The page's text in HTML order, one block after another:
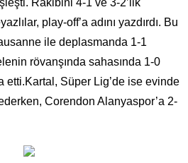
play-off’a adını yazdırdı. Bu
ile deplasmanda 1-1
rövanşında sahasında 1-0
etti.Kartal, Süper Lig’de ise evinde
Corendon Alanyaspor’a 2-